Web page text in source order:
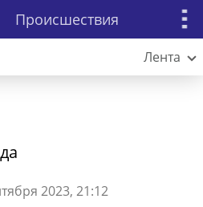
Происшествия
Лента
2023, 21:12